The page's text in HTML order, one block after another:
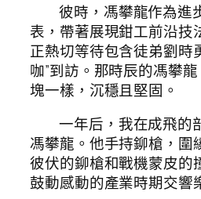
彼時，馮攀龍作為進
表，帶著展現鉗工前沿技
正熱切等待包含徒弟劉時
咖”到訪。那時辰的馮攀
塊一樣，沉穩且堅固。
一年后，我在成飛的
馮攀龍。他手持鉚槍，圍
彼伏的鉚槍和戰機蒙皮的
鼓動感動的產業時期交響